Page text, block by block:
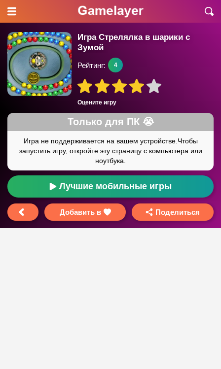
Игра Стрелялка в шарики с
Зумой
Оцените игру
Рейтинг: 4
Лучшие мобильные игры
Добавить в Поделиться